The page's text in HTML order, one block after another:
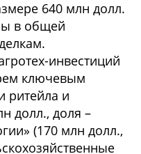
640 млн долл.
в общей
инвестиций
ключевым
ритейла и
долл., доля –
(170 млн долл.,